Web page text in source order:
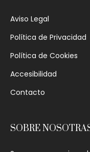
Aviso Legal
Política de Privacidad
Política de Cookies
Accesibilidad
Contacto
SOBRE